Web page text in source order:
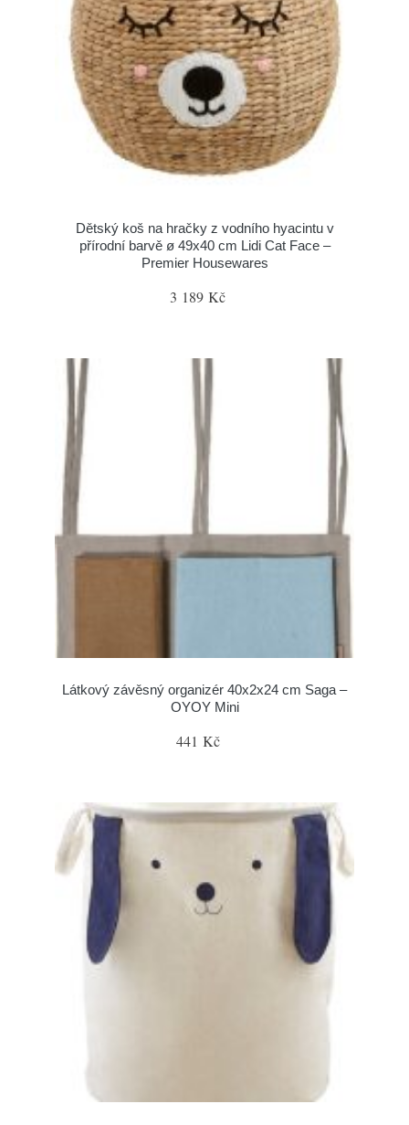
Dětský koš na hračky z vodního hyacintu v
přírodní barvě ø 49x40 cm Lidi Cat Face –
Premier Housewares
3 189 Kč
Látkový závěsný organizér 40x2x24 cm Saga –
OYOY Mini
441 Kč